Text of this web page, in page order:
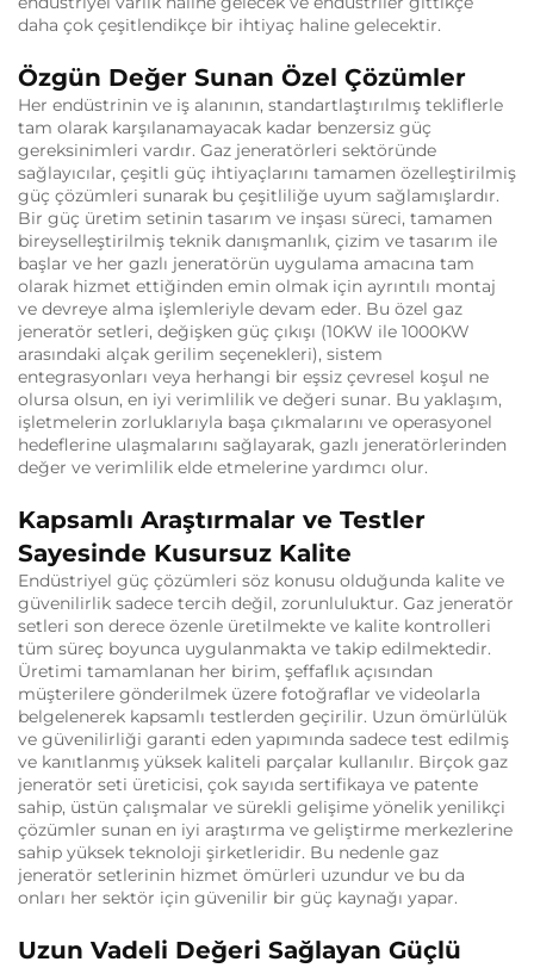
daha çok çeşitlendikçe bir ihtiyaç haline gelecektir.
Özgün Değer Sunan Özel Çözümler
Her endüstrinin ve iş alanının, standartlaştırılmış tekliflerle
tam olarak karşılanamayacak kadar benzersiz güç
gereksinimleri vardır. Gaz jeneratörleri sektöründe
sağlayıcılar, çeşitli güç ihtiyaçlarını tamamen özelleştirilmiş
güç çözümleri sunarak bu çeşitliliğe uyum sağlamışlardır.
Bir güç üretim setinin tasarım ve inşası süreci, tamamen
bireyselleştirilmiş teknik danışmanlık, çizim ve tasarım ile
başlar ve her gazlı jeneratörün uygulama amacına tam
olarak hizmet ettiğinden emin olmak için ayrıntılı montaj
ve devreye alma işlemleriyle devam eder. Bu özel gaz
jeneratör setleri, değişken güç çıkışı (10KW ile 1000KW
arasındaki alçak gerilim seçenekleri), sistem
entegrasyonları veya herhangi bir eşsiz çevresel koşul ne
olursa olsun, en iyi verimlilik ve değeri sunar. Bu yaklaşım,
işletmelerin zorluklarıyla başa çıkmalarını ve operasyonel
hedeflerine ulaşmalarını sağlayarak, gazlı jeneratörlerinden
değer ve verimlilik elde etmelerine yardımcı olur.
Kapsamlı Araştırmalar ve Testler
Sayesinde Kusursuz Kalite
Endüstriyel güç çözümleri söz konusu olduğunda kalite ve
güvenilirlik sadece tercih değil, zorunluluktur. Gaz jeneratör
setleri son derece özenle üretilmekte ve kalite kontrolleri
tüm süreç boyunca uygulanmakta ve takip edilmektedir.
Üretimi tamamlanan her birim, şeffaflık açısından
müşterilere gönderilmek üzere fotoğraflar ve videolarla
belgelenerek kapsamlı testlerden geçirilir. Uzun ömürlülük
ve güvenilirliği garanti eden yapımında sadece test edilmiş
ve kanıtlanmış yüksek kaliteli parçalar kullanılır. Birçok gaz
jeneratör seti üreticisi, çok sayıda sertifikaya ve patente
sahip, üstün çalışmalar ve sürekli gelişime yönelik yenilikçi
çözümler sunan en iyi araştırma ve geliştirme merkezlerine
sahip yüksek teknoloji şirketleridir. Bu nedenle gaz
jeneratör setlerinin hizmet ömürleri uzundur ve bu da
onları her sektör için güvenilir bir güç kaynağı yapar.
Uzun Vadeli Değeri Sağlayan Güçlü